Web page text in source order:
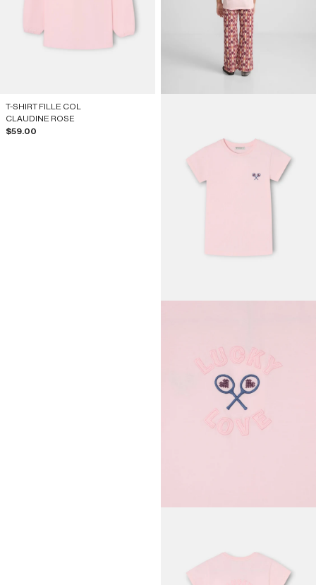
T-SHIRT FILLE COL
CLAUDINE ROSE
Prix de vente
$59.00